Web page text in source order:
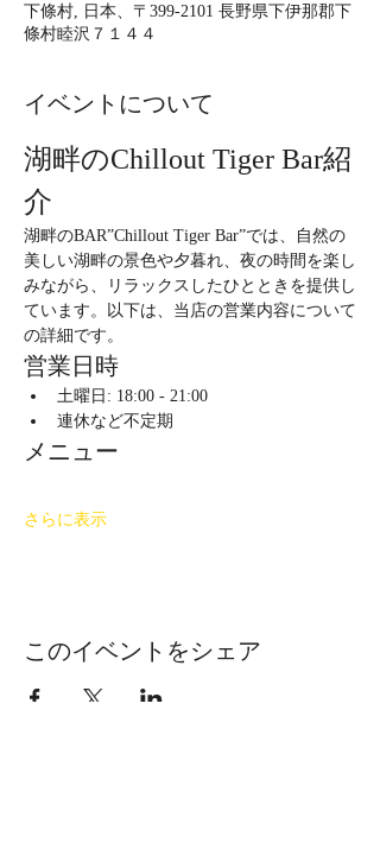
下條村, 日本、〒399-2101 長野県下伊那郡下
條村睦沢７１４４
イベントについて
湖畔のChillout Tiger Bar紹
介
湖畔のBAR”Chillout Tiger Bar”では、自然の
美しい湖畔の景色や夕暮れ、夜の時間を楽し
みながら、リラックスしたひとときを提供し
ています。以下は、当店の営業内容について
の詳細です。
営業日時
土曜日: 18:00 - 21:00
連休など不定期
メニュー
さらに表示
このイベントをシェア